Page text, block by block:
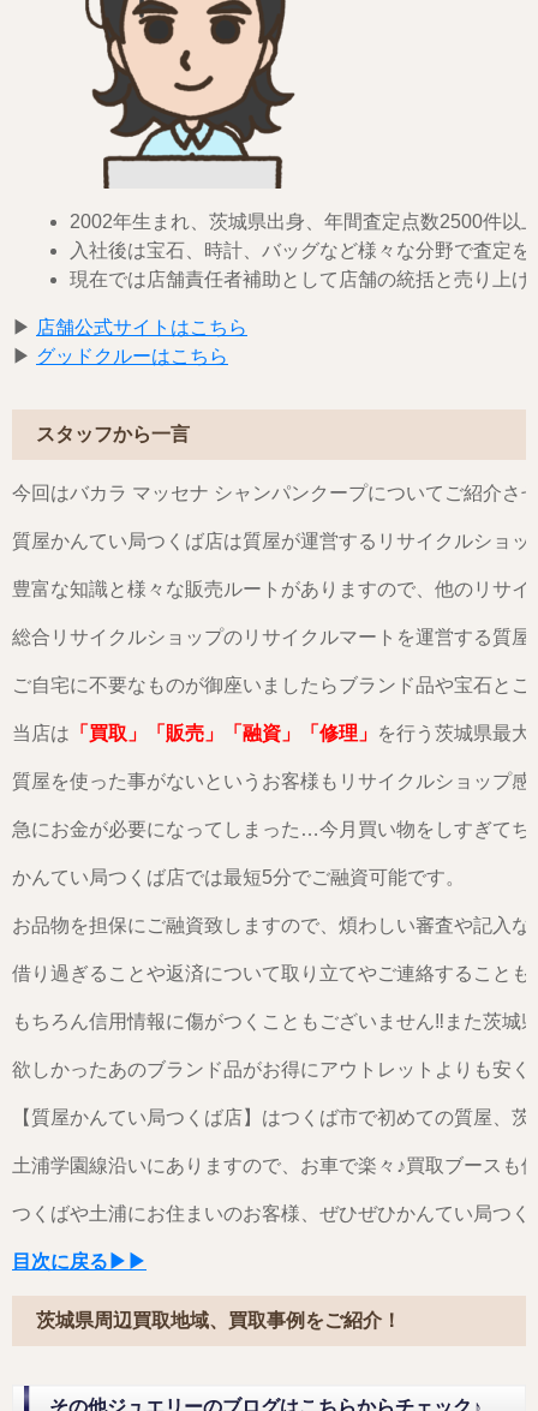
2002年生まれ、茨城県出身、年間査定点数2500件以
入社後は宝石、時計、バッグなど様々な分野で査定を
現在では店舗責任者補助として店舗の統括と売り上
▶︎ 店舗公式サイトはこちら
▶︎ グッドクルーはこちら
スタッフから一言
今回はバカラ マッセナ シャンパンクープについてご紹介さ
質屋かんてい局つくば店は質屋が運営するリサイクルショッ
豊富な知識と様々な販売ルートがありますので、他のリサ
総合リサイクルショップのリサイクルマートを運営する質
ご自宅に不要なものが御座いましたらブランド品や宝石と
当店は 「買取」「販売」「融資」「修理」 を行う茨城県最
質屋を使った事がないというお客様もリサイクルショップ
急にお金が必要になってしまった…今月買い物をしすぎて
かんてい局つくば店では最短5分でご融資可能です。
お品物を担保にご融資致しますので、煩わしい審査や記入
借り過ぎることや返済について取り立てやご連絡すること
もちろん信用情報に傷がつくこともございません‼また茨
欲しかったあのブランド品がお得にアウトレットよりも安
【質屋かんてい局つくば店】はつくば市で初めての質屋、
土浦学園線沿いにありますので、お車で楽々♪買取ブースも
つくばや土浦にお住まいのお客様、ぜひぜひかんてい局つ
目次に戻る▶▶
茨城県周辺買取地域、買取事例をご紹介！